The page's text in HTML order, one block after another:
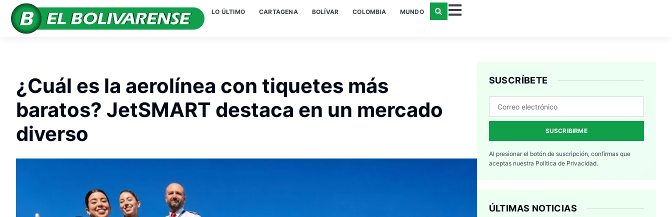
LO ÚLTIMO CARTAGENA BOLÍVAR COLOMBIA MUNDO
¿Cuál es la aerolínea con tiquetes más
baratos? JetSMART destaca en un mercado
diverso
SUSCRÍBETE
SUSCRIBIRME
Al presionar el botón de suscripción, confirmas que
aceptas nuestra Política de Privacidad.
ÚLTIMAS NOTICIAS